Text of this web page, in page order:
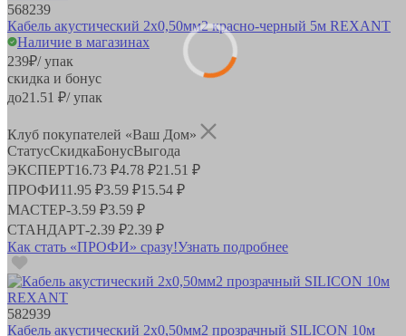
568239
Кабель акустический 2х0,50мм2 красно-черный 5м REXANT
Наличие в магазинах
239₽/ упак
скидка и бонус
до21.51 ₽/ упак
Клуб покупателей «Ваш Дом»
СтатусСкидкаБонусВыгода
ЭКСПЕРТ16.73 ₽4.78 ₽21.51 ₽
ПРОФИ11.95 ₽3.59 ₽15.54 ₽
МАСТЕР-3.59 ₽3.59 ₽
СТАНДАРТ-2.39 ₽2.39 ₽
Как стать «ПРОФИ» сразу!Узнать подробнее
582939
Кабель акустический 2х0,50мм2 прозрачный SILICON 10м